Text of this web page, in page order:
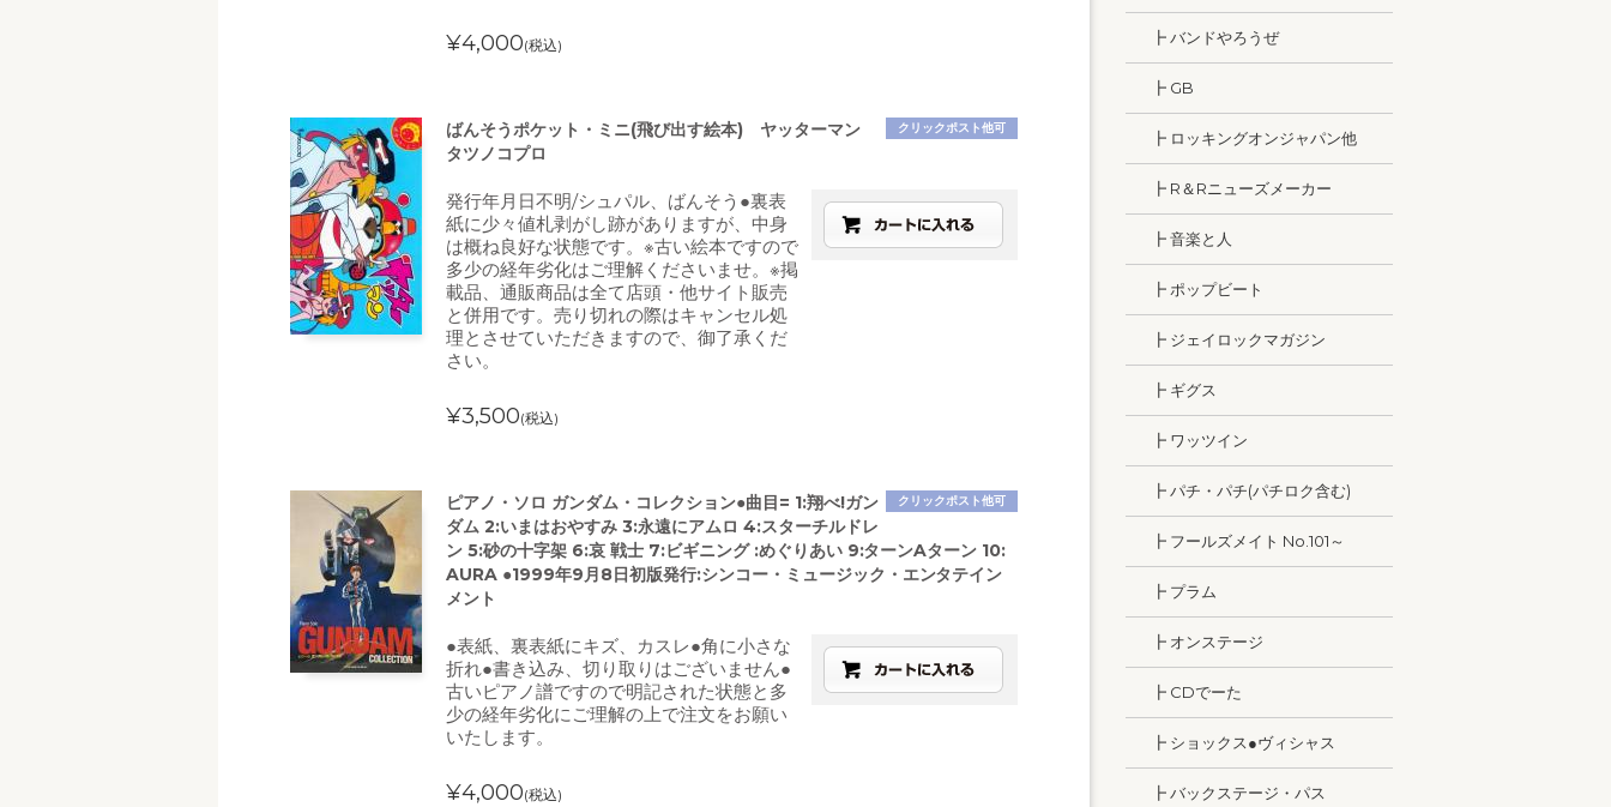
¥4,000(税込)
クリックポスト他可
ばんそうポケット・ミニ(飛び出す絵本) ヤッターマン
タツノコプロ
発行年月日不明/シュパル、ばんそう●裏表
紙に少々値札剥がし跡がありますが、中身
は概ね良好な状態です。※古い絵本ですので
多少の経年劣化はご理解くださいませ。※掲
載品、通販商品は全て店頭・他サイト販売
と併用です。売り切れの際はキャンセル処
理とさせていただきますので、御了承くだ
さい。
¥3,500(税込)
クリックポスト他可
ピアノ・ソロ ガンダム・コレクション●曲目= 1:翔べ!ガン
ダム 2:いまはおやすみ 3:永遠にアムロ 4:スターチルドレ
ン 5:砂の十字架 6:哀 戦士 7:ビギニング :めぐりあい 9:ターンAターン 10:
AURA ●1999年9月8日初版発行:シンコー・ミュージック・エンタテイン
メント
●表紙、裏表紙にキズ、カスレ●角に小さな
折れ●書き込み、切り取りはございません●
古いピアノ譜ですので明記された状態と多
少の経年劣化にご理解の上で注文をお願い
いたします。
¥4,000(税込)
┣ バンドやろうぜ
┣ GB
┣ ロッキングオンジャパン他
┣ R＆Rニューズメーカー
┣ 音楽と人
┣ ポップビート
┣ ジェイロックマガジン
┣ ギグス
┣ ワッツイン
┣ パチ・パチ(パチロク含む)
┣ フールズメイト No.101～
┣ プラム
┣ オンステージ
┣ CDでーた
┣ ショックス●ヴィシャス
┣ バックステージ・パス